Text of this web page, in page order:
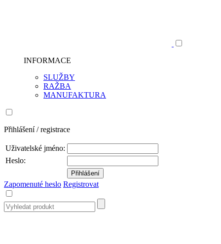
INFORMACE
SLUŽBY
RAŽBA
MANUFAKTURA
Přihlášení / registrace
Uživatelské jméno:
Heslo:
Zapomenuté heslo Registrovat